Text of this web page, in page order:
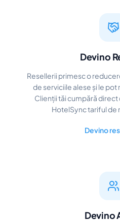
Devino
Resellerii primesc o
de serviciile alese și le
Clienții tăi cumpără direct
HotelSync tariful de
Devino
Devino